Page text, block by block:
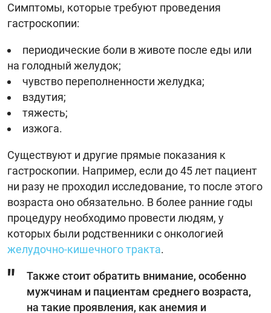
Симптомы, которые требуют проведения
гастроскопии:
периодические боли в животе после еды или
на голодный желудок;
чувство переполненности желудка;
вздутия;
тяжесть;
изжога.
Существуют и другие прямые показания к
гастроскопии. Например, если до 45 лет пациент
ни разу не проходил исследование, то после этого
возраста оно обязательно. В более ранние годы
процедуру необходимо провести людям, у
которых были родственники с онкологией
желудочно-кишечного тракта.
Также стоит обратить внимание, особенно
мужчинам и пациентам среднего возраста,
на такие проявления, как анемия и